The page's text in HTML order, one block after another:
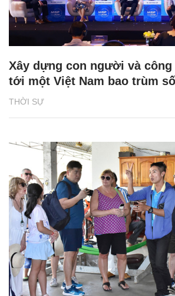
THỜI SỰ
Xây dựng con người và
tới một Việt Nam bao trùm số